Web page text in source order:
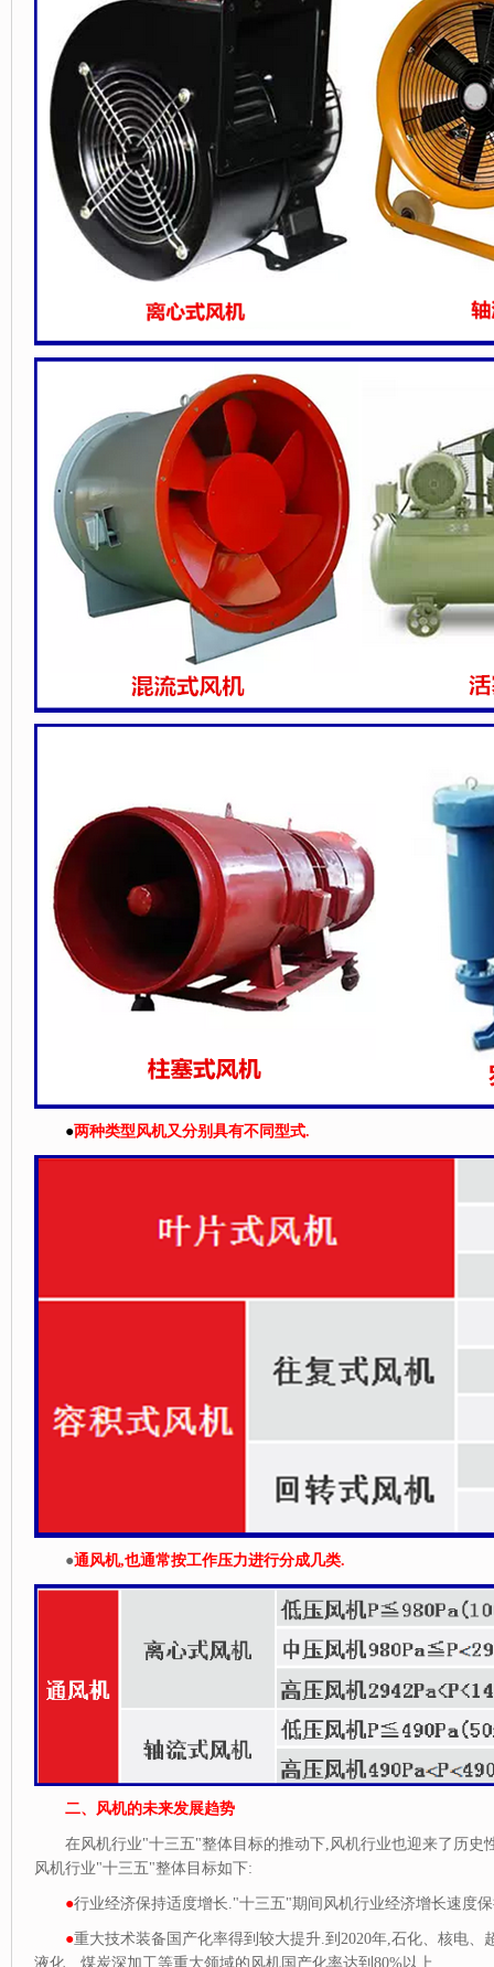
●两种类型风机又分别具有不同型式.
●通风机,也通常按工作压力进行分成几类.
二、风机的未来发展趋势
在风机行业"十三五"整体目标的推动下,风机行业也迎来了历史
风机行业"十三五"整体目标如下:
●行业经济保持适度增长."十三五"期间风机行业经济增长速度
●重大技术装备国产化率得到较大提升.到2020年,石化、核电、
液化、煤炭深加工等重大领域的风机国产化率达到80%以上.